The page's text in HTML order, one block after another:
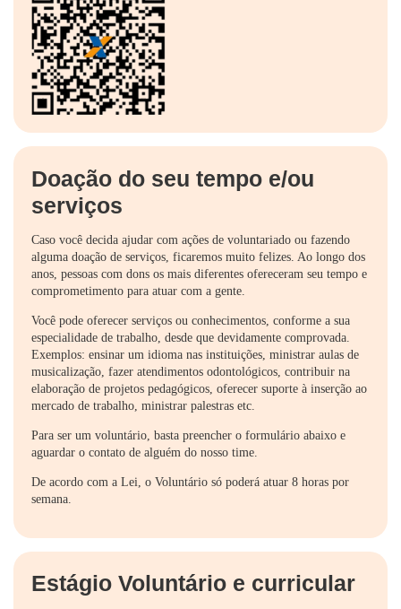
Doação do seu tempo e/ou
serviços
Caso você decida ajudar com ações de voluntariado ou fazendo
alguma doação de serviços, ficaremos muito felizes. Ao longo dos
anos, pessoas com dons os mais diferentes ofereceram seu tempo e
comprometimento para atuar com a gente.
Você pode oferecer serviços ou conhecimentos, conforme a sua
especialidade de trabalho, desde que devidamente comprovada.
Exemplos: ensinar um idioma nas instituições, ministrar aulas de
musicalização, fazer atendimentos odontológicos, contribuir na
elaboração de projetos pedagógicos, oferecer suporte à inserção ao
mercado de trabalho, ministrar palestras etc.
Para ser um voluntário, basta preencher o formulário abaixo e
aguardar o contato de alguém do nosso time.
De acordo com a Lei, o Voluntário só poderá atuar 8 horas por
semana.
Estágio Voluntário e curricular